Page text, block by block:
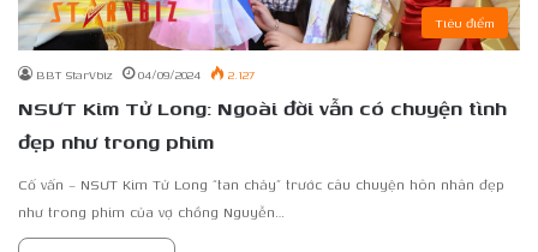
Tiêu điểm
BBT StarVbiz 04/09/2024 2.127
NSƯT Kim Tử Long: Ngoài đời vẫn có chuyện tình
đẹp như trong phim
Cố vấn – NSƯT Kim Tử Long “tan chảy” trước câu chuyện hôn nhân đẹp
như trong phim của vợ chồng Nguyễn…